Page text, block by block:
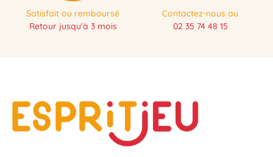
Satisfait ou remboursé
Retour jusqu'à 3 mois
Contactez-nous au
02 35 74 48 15